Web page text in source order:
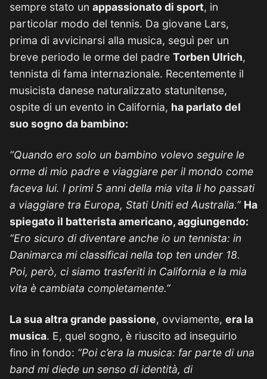
sempre stato un appassionato di sport, in
particolar modo del tennis. Da giovane Lars,
prima di avvicinarsi alla musica, seguì per un
breve periodo le orme del padre Torben Ulrich,
tennista di fama internazionale. Recentemente il
musicista danese naturalizzato statunitense,
ospite di un evento in California, ha parlato del
suo sogno da bambino:
“Quando ero solo un bambino volevo seguire le
orme di mio padre e viaggiare per il mondo come
faceva lui. I primi 5 anni della mia vita li ho passati
a viaggiare tra Europa, Stati Uniti ed Australia.” Ha
spiegato il batterista americano, aggiungendo:
“Ero sicuro di diventare anche io un tennista: in
Danimarca mi classificai nella top ten under 18.
Poi, però, ci siamo trasferiti in California e la mia
vita è cambiata completamente.”
La sua altra grande passione, ovviamente, era la
musica. E, quel sogno, è riuscito ad inseguirlo
fino in fondo: “Poi c’era la musica: far parte di una
band mi diede un senso di identità, di